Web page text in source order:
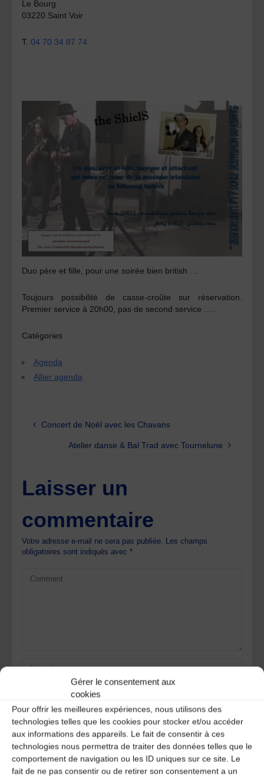
Gérer le consentement aux
cookies
Pour offrir les meilleures expériences, nous utilisons des
technologies telles que les cookies pour stocker et/ou accéder
aux informations des appareils. Le fait de consentir à ces
technologies nous permettra de traiter des données telles que le
comportement de navigation ou les ID uniques sur ce site. Le
fait de ne pas consentir ou de retirer son consentement a un
Le Bourg
03220 Saint Voir
T.04 70 34 87 74
Duo père et fille, pour une soirée bien british …
Toujours possibilité de casse-croûte sur réservation.
Premier service à 20h00, pas de second service ….
Catégories
Agenda
Allier agenda
Concert de Noël avec les Chavans
Atelier danse & Bal Trad avec Tournelune
Laisser un
commentaire
Votre adresse e-mail ne sera pas publiée.
Les champs
obligatoires sont indiqués avec*
Save my name, email, and site URL in my browser for next
time I post a comment.